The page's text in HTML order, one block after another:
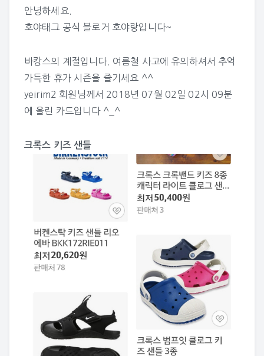
안녕하세요.
호야태그 공식 블로거 호야랑입니다~
바캉스의 계절입니다. 여름철 사고에 유의하셔서 추억
가득한 휴가 시즌을 즐기세요 ^^
yeirim2 회원님께서 2018년 07월 02일 02시 09분
에 올린 카드입니다 ^_^
크록스 키즈 샌들